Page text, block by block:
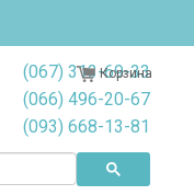
Корзина
(067) 313-69-33
(066) 496-20-67
(093) 668-13-81